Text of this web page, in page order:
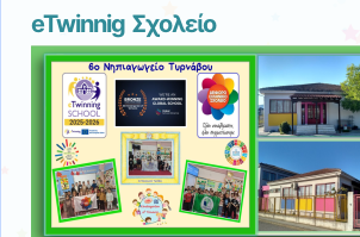
eTwinnig Σχολείο